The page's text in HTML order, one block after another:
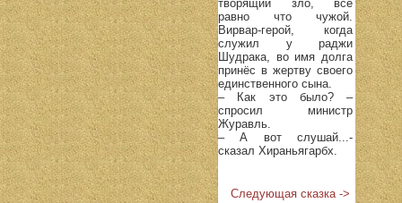
творящий зло, всё
равно что чужой.
Вирвар-герой, когда
служил у раджи
Шудрака, во имя долга
принёс в жертву своего
единственного сына.
– Как это было? –
спросил министр
Журавль.
– А вот слушай...-
сказал Хираньягарбх.
Следующая сказка ->